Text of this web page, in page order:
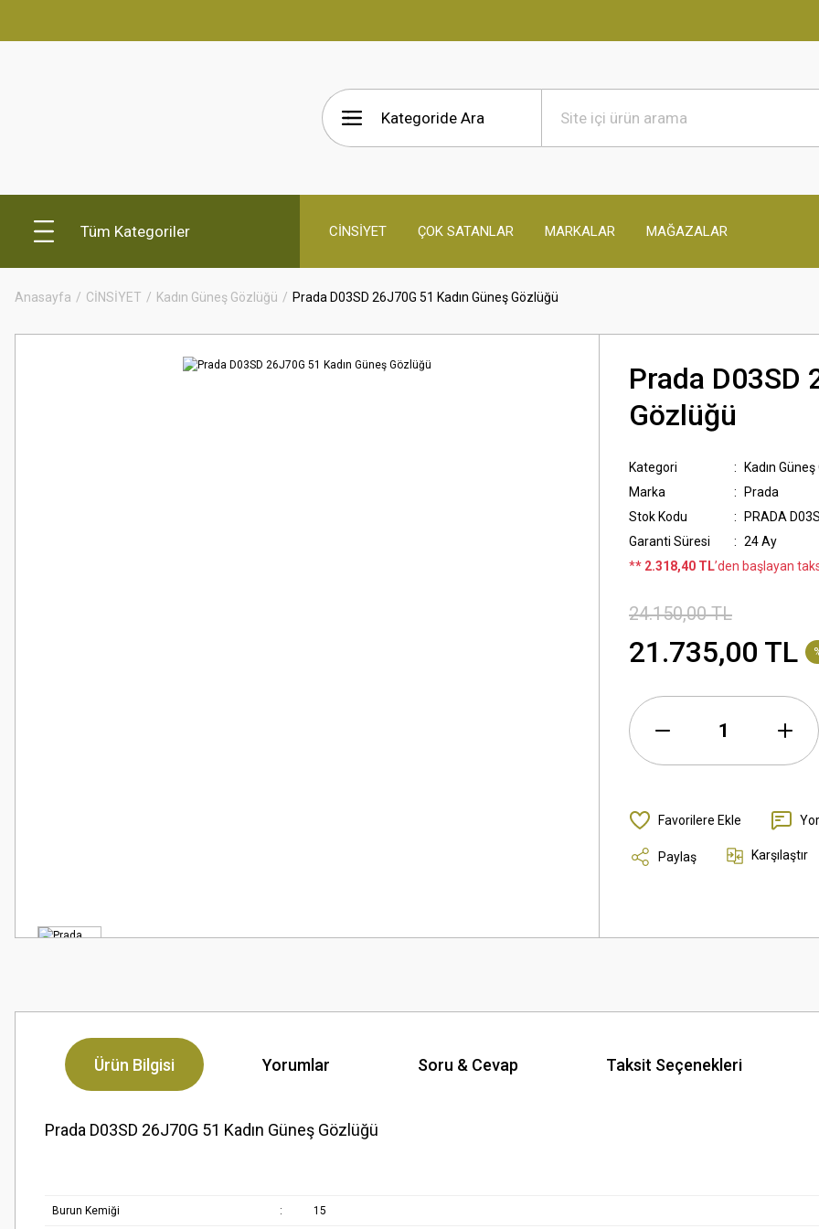
Tüm Kategoriler CİNSİYET ÇOK SATANLAR MARKALAR MAĞAZALAR
Anasayfa CİNSİYET Kadın Güneş Gözlüğü Prada D03SD 26J70G 51 Kadın Güneş Gözlüğü
Prada D03SD
Gözlüğü
Kategori
Kadın
Marka
Prada
Stok Kodu
PRADA
Garanti Süresi
24 Ay
** 2.318,40 TL’den başlayan
24.150,00 TL
21.735,00 TL
Paylaş Karşılaştır
Ürün Bilgisi Yorumlar Soru & Cevap Taksit Seçenekleri
Prada D03SD 26J70G 51 Kadın Güneş Gözlüğü
Burun Kemiği : 15